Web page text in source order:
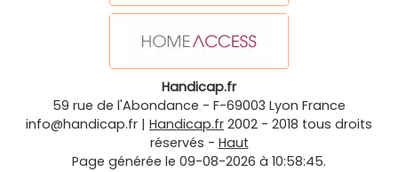
Handicap.fr
59 rue de l'Abondance - F-69003 Lyon France
info@handicap.fr | Handicap.fr 2002 - 2018 tous droits
réservés - Haut
Page générée le 09-08-2026 à 10:58:45.